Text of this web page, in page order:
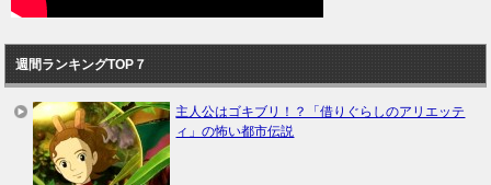
週間ランキングTOP７
主人公はゴキブリ！？「借りぐらしのアリエッテ
ィ」の怖い都市伝説